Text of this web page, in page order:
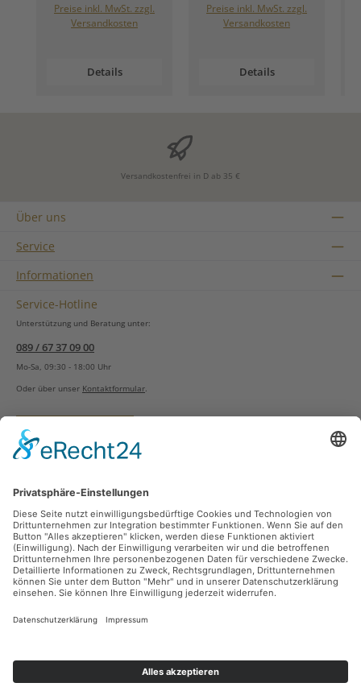
Preise inkl. MwSt. zzgl.
Versandkosten
Details
Preise inkl. MwSt. zzgl.
Versandkosten
Details
Versandkostenfrei in D ab 35 €
Über uns
Service
Informationen
Service-Hotline
Unterstützung und Beratung unter:
089 / 67 37 09 00
Mo-Sa, 09:30 - 18:00 Uhr
Oder über unser Kontaktformular.
Vertrag widerrufen
Zahlungsarten
Sicher Einkaufen
Ladengeschäft
Newsletter
Facebook Instagram